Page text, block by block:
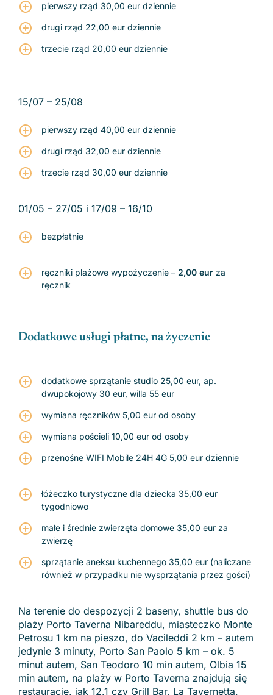
pierwszy rząd 30,00 eur dziennie
drugi rząd 22,00 eur dziennie
trzecie rząd 20,00 eur dziennie
15/07 – 25/08
pierwszy rząd 40,00 eur dziennie
drugi rząd 32,00 eur dziennie
trzecie rząd 30,00 eur dziennie
01/05 – 27/05 i 17/09 – 16/10
bezpłatnie
ręczniki plażowe wypożyczenie – 2,00 eur za
ręcznik
Dodatkowe usługi płatne, na życzenie
dodatkowe sprzątanie studio 25,00 eur, ap.
dwupokojowy 30 eur, willa 55 eur
wymiana ręczników 5,00 eur od osoby
wymiana pościeli 10,00 eur od osoby
przenośne WIFI Mobile 24H 4G 5,00 eur dziennie
łóżeczko turystyczne dla dziecka 35,00 eur
tygodniowo
małe i średnie zwierzęta domowe 35,00 eur za
zwierzę
sprzątanie aneksu kuchennego 35,00 eur (naliczane
również w przypadku nie wysprzątania przez gości)
Na terenie do despozycji 2 baseny, shuttle bus do
plaży Porto Taverna Nibareddu, miasteczko Monte
Petrosu 1 km na pieszo, do Vacileddi 2 km – autem
jedynie 3 minuty, Porto San Paolo 5 km – ok. 5
minut autem, San Teodoro 10 min autem, Olbia 15
min autem, na plaży w Porto Taverna znajdują się
restauracje, jak 12.1 czy Grill Bar, La Tavernetta.